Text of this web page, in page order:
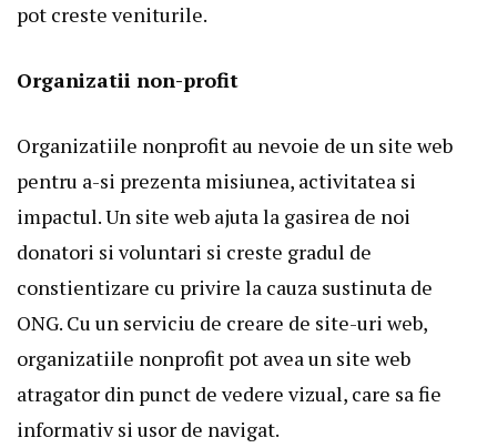
pot creste veniturile.
Organizatii non-profit
Organizatiile nonprofit au nevoie de un site web
pentru a-si prezenta misiunea, activitatea si
impactul. Un site web ajuta la gasirea de noi
donatori si voluntari si creste gradul de
constientizare cu privire la cauza sustinuta de
ONG. Cu un serviciu de creare de site-uri web,
organizatiile nonprofit pot avea un site web
atragator din punct de vedere vizual, care sa fie
informativ si usor de navigat.